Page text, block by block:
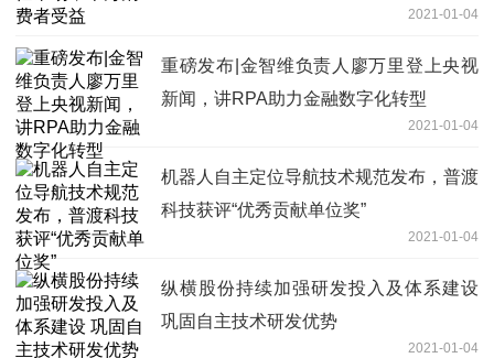
2021-01-04
重磅发布|金智维负责人廖万里登上央视
新闻，讲RPA助力金融数字化转型
2021-01-04
机器人自主定位导航技术规范发布，普渡
科技获评“优秀贡献单位奖”
2021-01-04
纵横股份持续加强研发投入及体系建设
巩固自主技术研发优势
2021-01-04